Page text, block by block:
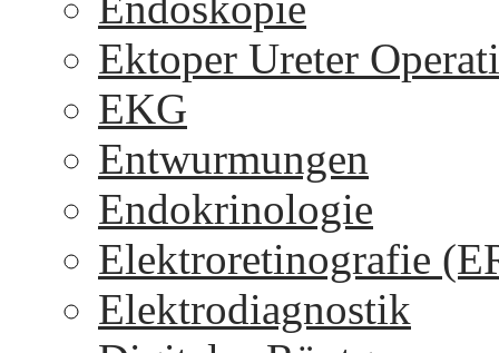
Ektoper Ureter
EKG
Entwurmungen
Endokrinologie
Elektroretinografie
Elektrodiagnostik